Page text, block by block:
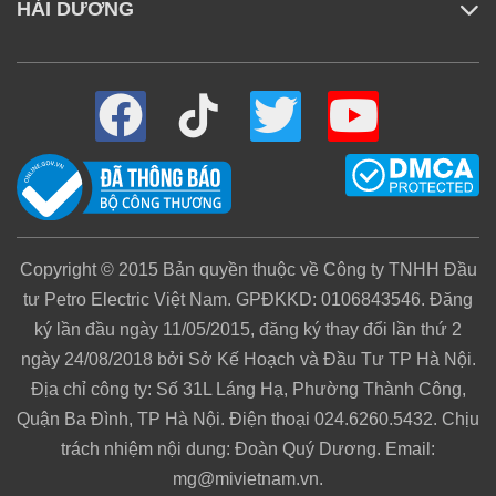
Mi Việt Nam có hỗ trợ không? Liên hệ bằng cách
Phương thức trả góp sản phẩm như thế nào?
Mua trực tiếp và online thì chất lượng sản phẩm
có như nhau không?
thế nào? Vào đâu để kiểm tra?
HẢI DƯƠNG
Copyright © 2015 Bản quyền thuộc về Công ty TNHH Đầu
tư Petro Electric Việt Nam. GPĐKKD: 0106843546. Đăng
ký lần đầu ngày 11/05/2015, đăng ký thay đổi lần thứ 2
ngày 24/08/2018 bởi Sở Kế Hoạch và Đầu Tư TP Hà Nội.
Địa chỉ công ty: Số 31L Láng Hạ, Phường Thành Công,
Quận Ba Đình, TP Hà Nội. Điện thoại 024.6260.5432. Chịu
trách nhiệm nội dung: Đoàn Quý Dương. Email:
mg@mivietnam.vn.